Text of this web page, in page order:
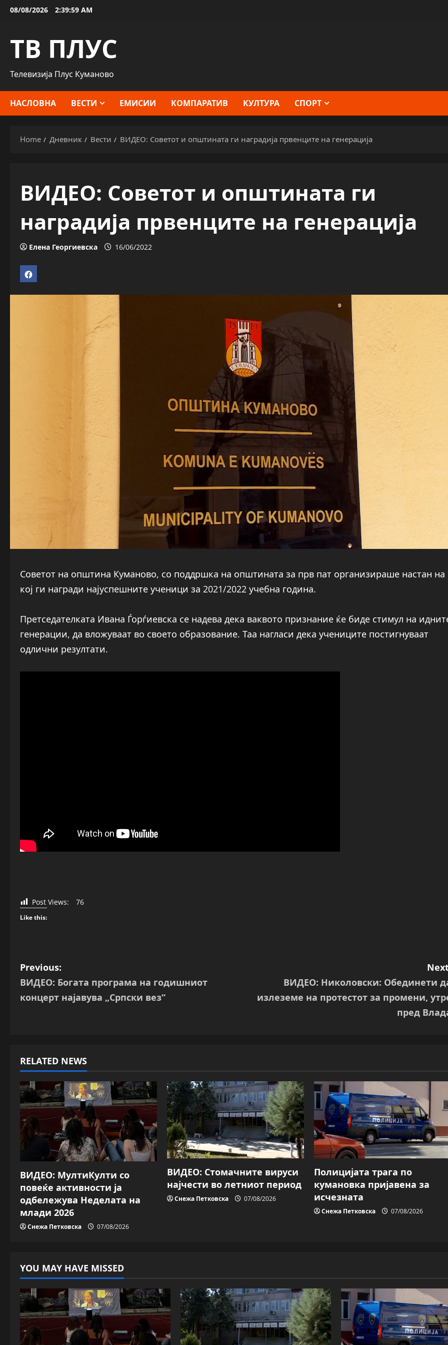
Skip08/08/2026 2:40:00 AM
ТВ ПЛУС
Телевизија Плус Куманово
НАСЛОВНА ВЕСТИ ЕМИСИИ КОМПАРАТИВ КУЛТУРА СПОРТ
Home Дневник Вести ВИДЕО: Советот и општината ги наградија првенците на генерација
ВИДЕО: Советот и општината ги
наградија првенците на генерација
Елена Георгиевска 16/06/2022
Советот на општина Куманово, со поддршка на општината за прв пат организираше настан на
кој ги награди најуспешните ученици за 2021/2022 учебна година.
Претседателката Ивана Ѓорѓиевска се надева дека ваквото признание ќе биде стимул на
генерации, да вложуваат во своето образование. Таа нагласи дека учениците постигнуваат
одлични резултати.
Post Views: 76
Like this:
P
o
n
a
v
i
g
a
t
i
o
Previous:
ВИДЕО: Богата програма на годишниот
концерт најавува „Српски вез“
ВИДЕО: Николовски: Обединети
излеземе на протестот за промени,
пред
RELATED NEWS
ВИДЕО: МултиКулти со
повеќе активности ја
одбележува Неделата на
млади 2026
Снежа Петковска 07/08/2026
ВИДЕО: Стомачните вируси
најчести во летниот период
Снежа Петковска 07/08/2026
Полицијата трага пo
кумановка пријавена за
исчезната
Снежа Петковска 07/08/2026
YOU MAY HAVE MISSED